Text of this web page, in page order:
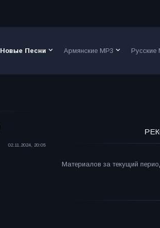
Новые Песни keyboard_arrow_down Армянские MP3 keyboard_arrow_down Русские
02.11.2024, 20:05
Материалов за текущий